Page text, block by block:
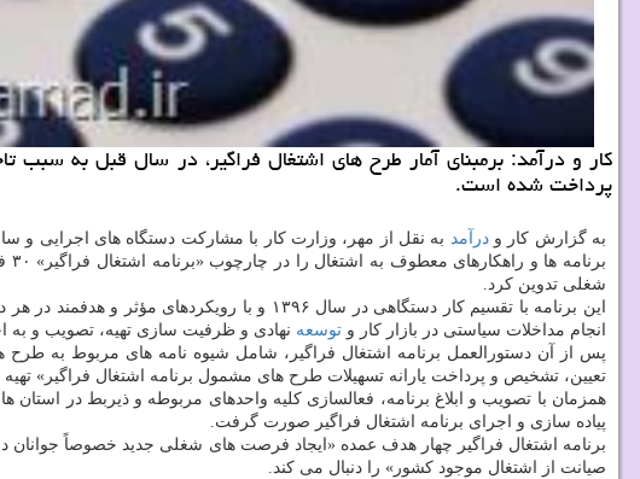
پرداخت شده است.
به گزارش كار ودرآمد به نقل از مهر، وزارت كار با مشاركت دستگاه های اجرایی و
برنامه ها و راهكارهای معطوف به اشتغال را در چارچوب «برنامه اشتغال فراگیر» ۳۰ فروردین سال ۹۶ ستاد فرماندهی
شغلی تدوین كرد.
انجام مداخلات سیاستی در بازار كار و توسعه نهادی و ظرفیت سازی تهیه، تصویب و به اجرا در
پس از آن دستورالعمل برنامه اشتغال فراگیر، شامل شیوه نامه های مربوط به
تعیین، تشخیص و پرداخت یارانه تسهیلات طرح های مشمول برنامه اشتغال فراگیر» تهیه و
همزمان با تصویب و ابلاغ برنامه، فعالسازی كلیه واحدهای مربوطه و ذیربط در
پیاده سازی و اجرای برنامه اشتغال فراگیر صورت گرفت.
برنامه اشتغال فراگیر چهار هدف عمده «ایجاد فرصت های شغلی جدید خصوصاً جوانان
صیانت از اشتغال موجود كشور» را دنبال می كند.